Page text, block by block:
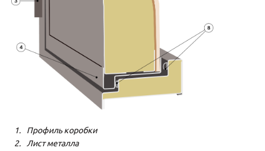
Профиль коробки
Лист металла